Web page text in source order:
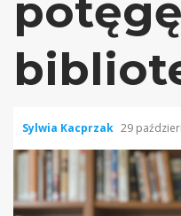
Sylwia Kacprzak 29